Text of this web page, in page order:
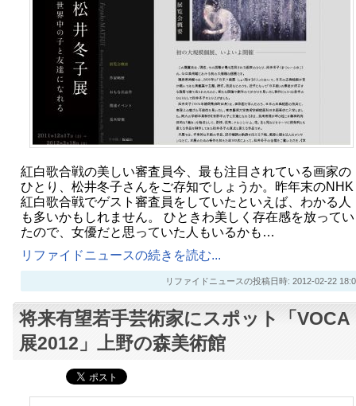
紅白歌合戦の美しい審査員今、最も注目されている画家の
ひとり、松井冬子さんをご存知でしょうか。昨年末のNHK
紅白歌合戦でゲスト審査員をしていたといえば、わかる人
も多いかもしれません。 ひときわ美しく存在感を放ってい
たので、女優だと思っていた人もいるかも…
リファイドニュースの続きを読む...
リファイドニュースの投稿日時: 2012-02-22
将来有望若手芸術家にスポット「VOCA
展2012」上野の森美術館